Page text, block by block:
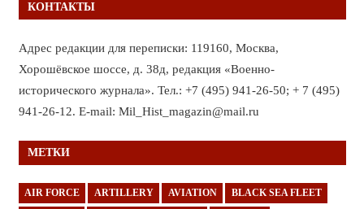
КОНТАКТЫ
Адрес редакции для переписки: 119160, Москва,
Хорошёвское шоссе, д. 38д, редакция «Военно-
исторического журнала». Тел.: +7 (495) 941-26-50; + 7 (495)
941-26-12. E-mail: Mil_Hist_magazin@mail.ru
МЕТКИ
AIR FORCE ARTILLERY AVIATION BLACK SEA FLEET